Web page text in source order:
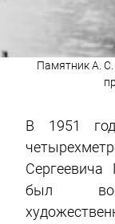
Памятник А. С.
В 1951
был